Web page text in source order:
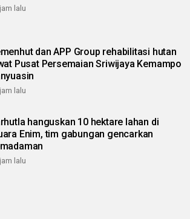
lalu
dan APP Group rehabilitasi hutan
Pusat Persemaian Sriwijaya Kemampo
lalu
hanguskan 10 hektare lahan di
Enim, tim gabungan gencarkan
lalu